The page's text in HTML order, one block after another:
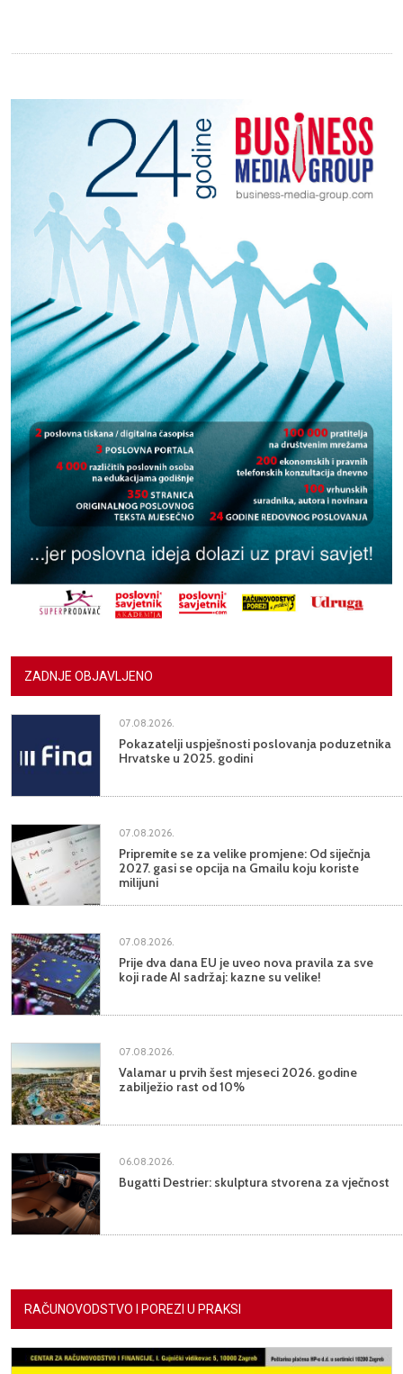
ZADNJE OBJAVLJENO
07.08.2026.
Pokazatelji uspješnosti poslovanja poduzetnika
Hrvatske u 2025. godini
07.08.2026.
Pripremite se za velike promjene: Od siječnja
2027. gasi se opcija na Gmailu koju koriste
milijuni
07.08.2026.
Prije dva dana EU je uveo nova pravila za sve
koji rade AI sadržaj: kazne su velike!
07.08.2026.
Valamar u prvih šest mjeseci 2026. godine
zabilježio rast od 10%
06.08.2026.
Bugatti Destrier: skulptura stvorena za vječnost
RAČUNOVODSTVO I POREZI U PRAKSI